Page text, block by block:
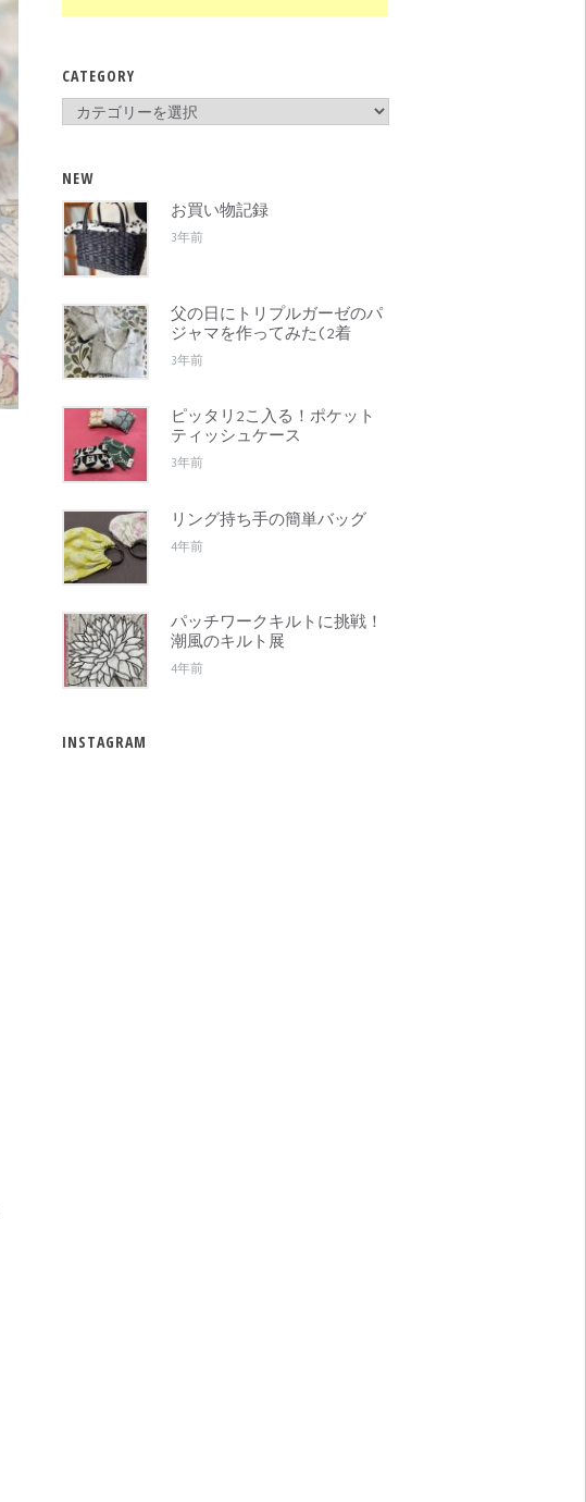
CATEGORY
Category
NEW
お買い物記録
3年前
父の日にトリプルガーゼのパ
ジャマを作ってみた(2着
3年前
ピッタリ2こ入る！ポケット
ティッシュケース
3年前
リング持ち手の簡単バッグ
4年前
パッチワークキルトに挑戦！
潮風のキルト展
4年前
INSTAGRAM